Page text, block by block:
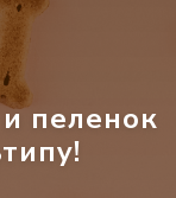
пеленок